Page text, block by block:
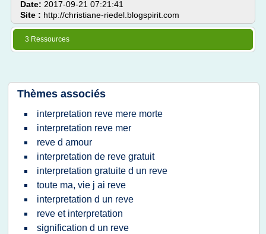
Date: 2017-09-21 07:21:41
Site : http://christiane-riedel.blogspirit.com
3 Ressources
Thèmes associés
interpretation reve mere morte
interpretation reve mer
reve d amour
interpretation de reve gratuit
interpretation gratuite d un reve
toute ma, vie j ai reve
interpretation d un reve
reve et interpretation
signification d un reve